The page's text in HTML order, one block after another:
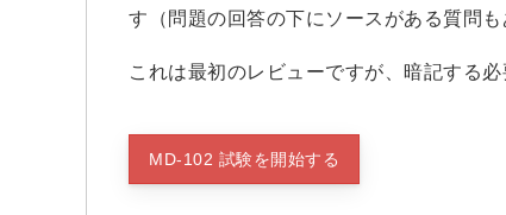
す（問題の回答の下にソースがある質問も
これは最初のレビューですが、暗記する
MD-102 試験を開始する